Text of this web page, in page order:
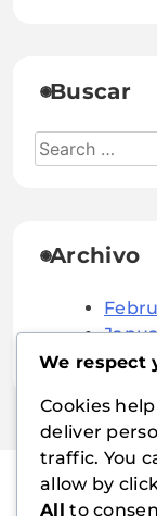
Buscar
Archivo
We respect
Cookies
deliver
traffic. You
allow by
All to